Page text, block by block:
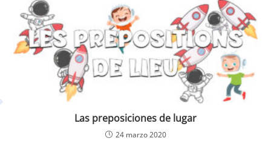
Las preposiciones de lugar
24 marzo 2020